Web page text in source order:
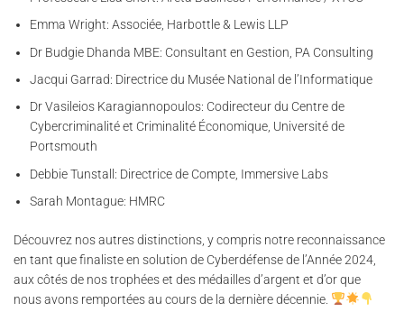
Emma Wright: Associée, Harbottle & Lewis LLP
Dr Budgie Dhanda MBE: Consultant en Gestion, PA Consulting
Jacqui Garrad: Directrice du Musée National de l’Informatique
Dr Vasileios Karagiannopoulos: Codirecteur du Centre de
Cybercriminalité et Criminalité Économique, Université de
Portsmouth
Debbie Tunstall: Directrice de Compte, Immersive Labs
Sarah Montague: HMRC
Découvrez nos autres distinctions, y compris notre reconnaissance
en tant que finaliste en solution de Cyberdéfense de l’Année 2024,
aux côtés de nos trophées et des médailles d’argent et d’or que
nous avons remportées au cours de la dernière décennie.